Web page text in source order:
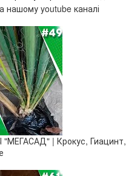
нашому youtube каналі
| Крокус, Гиацинт,